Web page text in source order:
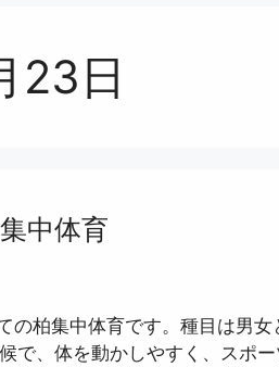
23日
中体育
柏集中体育です。種目は男女
で、体を動かしやすく、スポ